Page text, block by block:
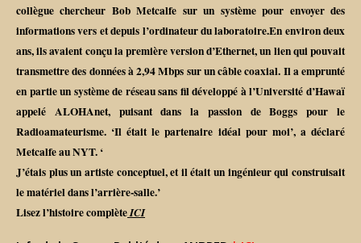
collègue chercheur Bob Metcalfe sur un système pour envoyer des
informations vers et depuis l’ordinateur du laboratoire.En environ deux
ans, ils avaient conçu la première version d’Ethernet, un lien qui pouvait
transmettre des données à 2,94 Mbps sur un câble coaxial. Il a emprunté
en partie un système de réseau sans fil développé à l’Université d’Hawaï
appelé ALOHAnet, puisant dans la passion de Boggs pour le
Radioamateurisme. ‘Il était le partenaire idéal pour moi’, a déclaré
Metcalfe au NYT. ‘
J’étais plus un artiste conceptuel, et il était un ingénieur qui construisait
le matériel dans l’arrière-salle.’
Lisez l’histoire complèteICI